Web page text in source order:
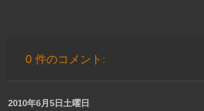
0 件のコメント:
2010年6月5日土曜日